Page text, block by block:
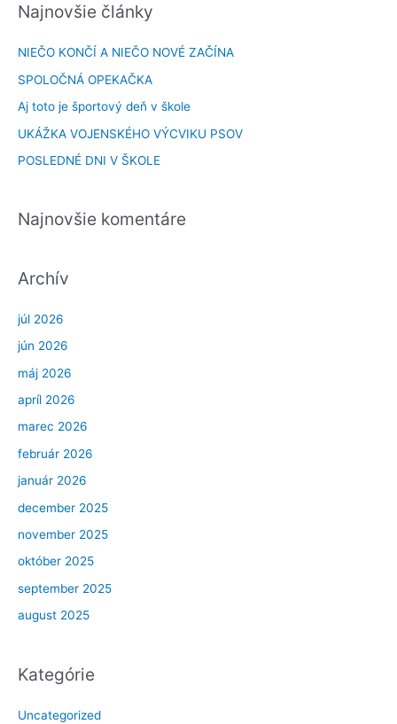
Najnovšie články
NIEČO KONČÍ A NIEČO NOVÉ ZAČÍNA
SPOLOČNÁ OPEKAČKA
Aj toto je športový deň v škole
UKÁŽKA VOJENSKÉHO VÝCVIKU PSOV
POSLEDNÉ DNI V ŠKOLE
Najnovšie komentáre
Archív
júl 2026
jún 2026
máj 2026
apríl 2026
marec 2026
február 2026
január 2026
december 2025
november 2025
október 2025
september 2025
august 2025
Kategórie
Uncategorized